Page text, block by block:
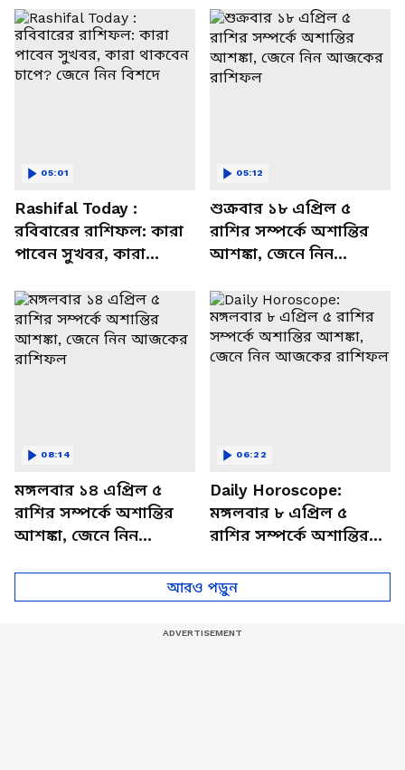
Rashifal Today :
রবিবারের রাশিফল: কারা
পাবেন সুখবর, কারা
বিশদে
05:01
শুক্রবার ১৮ এপ্রিল ৫
রাশির সম্পর্কে অশান্তির
আশঙ্কা, জেনে নিন
05:12
মঙ্গলবার ১৪ এপ্রিল ৫
রাশির সম্পর্কে অশান্তির
আশঙ্কা, জেনে নিন
08:14
Daily Horoscope:
মঙ্গলবার ৮ এপ্রিল ৫
রাশির সম্পর্কে অশান্তির
আজকের রাশিফল
06:22
আরও পড়ুন